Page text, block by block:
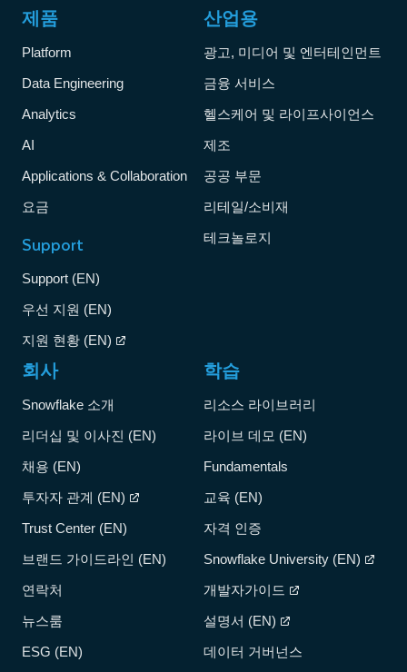
제품
Platform
Data Engineering
Analytics
AI
Applications & Collaboration
요금
Support
Support (EN)
우선 지원 (EN)
지원 현황 (EN)
산업용
광고, 미디어 및 엔터테인먼트
금융 서비스
헬스케어 및 라이프사이언스
제조
공공 부문
리테일/소비재
테크놀로지
회사
Snowflake 소개
리더십 및 이사진 (EN)
채용 (EN)
투자자 관계 (EN)
Trust Center (EN)
브랜드 가이드라인 (EN)
연락처
뉴스룸
ESG (EN)
학습
리소스 라이브러리
라이브 데모 (EN)
Fundamentals
교육 (EN)
자격 인증
Snowflake University (EN)
개발자가이드
설명서 (EN)
데이터 거버넌스